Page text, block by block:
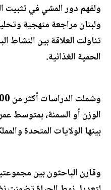
ولفهم دور المشي في تثبيت
تناولت العلاقة بين النشاط
الحمية الغذائية.
بينها الولايات المتحدة
وقارن الباحثون بين